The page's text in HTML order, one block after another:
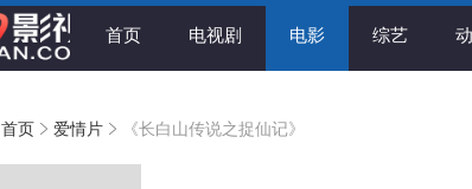
首页 电视剧 电影 综艺
首页 爱情片 《长白山传说之捉仙记》